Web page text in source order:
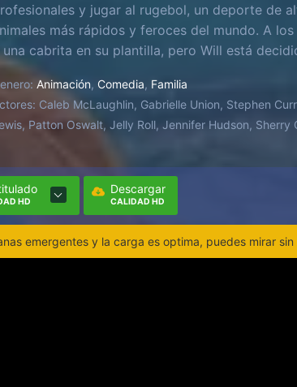
y jugar al rugebol, un deporte de
más rápidos y feroces del mundo. A
una cabrita en su plantilla, pero Will está
que «¡los pequeños saben jugar!».
Animación, Comedia, Familia
Caleb McLaughlin, Gabrielle Union, Stephen
Patton Oswalt, Jelly Roll, Jennifer Hudson,
HD
Descargar
CALIDAD HD
emergentes y la carga es optima, puedes mirar sin